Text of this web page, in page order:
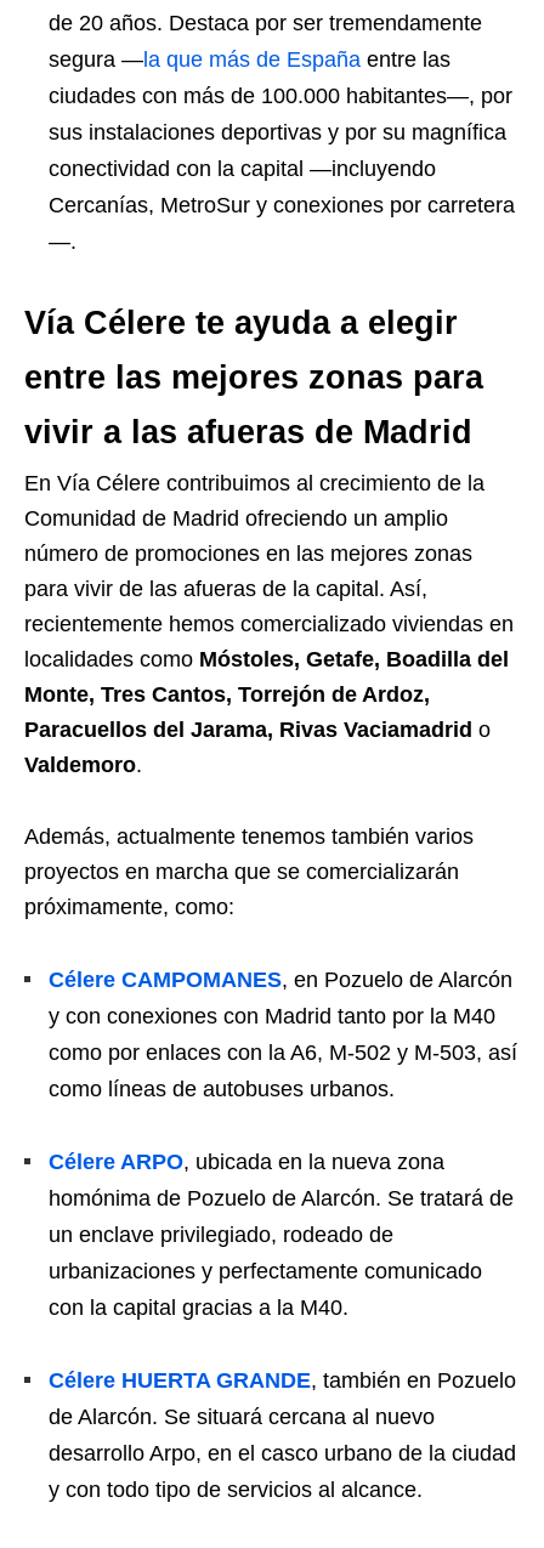
de 20 años. Destaca por ser tremendamente
segura —la que más de España entre las
ciudades con más de 100.000 habitantes—, por
sus instalaciones deportivas y por su magnífica
conectividad con la capital —incluyendo
Cercanías, MetroSur y conexiones por carretera
—.
Vía Célere te ayuda a elegir
entre las mejores zonas para
vivir a las afueras de Madrid
En Vía Célere contribuimos al crecimiento de la
Comunidad de Madrid ofreciendo un amplio
número de promociones en las mejores zonas
para vivir de las afueras de la capital. Así,
recientemente hemos comercializado viviendas en
localidades como Móstoles, Getafe, Boadilla del
Monte, Tres Cantos, Torrejón de Ardoz,
Paracuellos del Jarama, Rivas Vaciamadrid o
Valdemoro.
Además, actualmente tenemos también varios
proyectos en marcha que se comercializarán
próximamente, como:
Célere CAMPOMANES, en Pozuelo de Alarcón
y con conexiones con Madrid tanto por la M40
como por enlaces con la A6, M-502 y M-503, así
como líneas de autobuses urbanos.
Célere ARPO, ubicada en la nueva zona
homónima de Pozuelo de Alarcón. Se tratará de
un enclave privilegiado, rodeado de
urbanizaciones y perfectamente comunicado
con la capital gracias a la M40.
Célere HUERTA GRANDE, también en Pozuelo
de Alarcón. Se situará cercana al nuevo
desarrollo Arpo, en el casco urbano de la ciudad
y con todo tipo de servicios al alcance.